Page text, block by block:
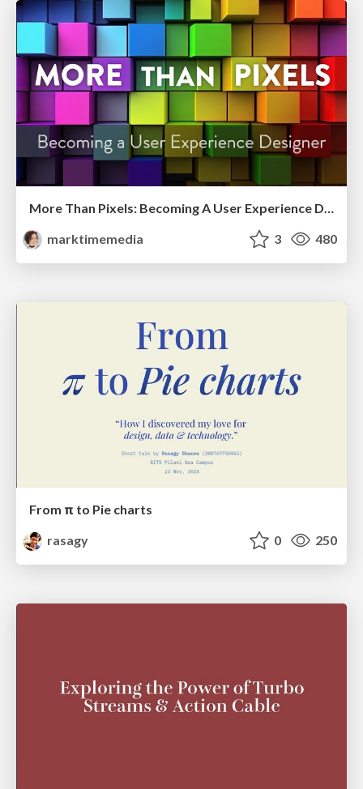
marktimemedia
3 480
From π to Pie charts
rasagy
0 250